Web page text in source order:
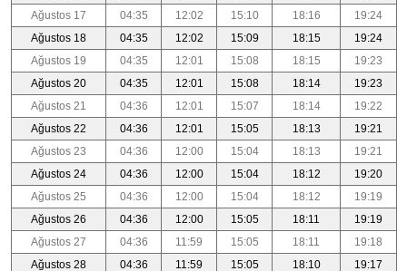
Ağustos 17
04:35 12:02 15:10 18:16
19:24
Ağustos 18
04:35 12:02 15:09 18:15
19:24
Ağustos 19
04:35 12:01 15:08 18:15
19:23
Ağustos 20
04:35 12:01 15:08 18:14
19:23
Ağustos 21
04:36 12:01 15:07 18:14
19:22
Ağustos 22
04:36 12:01 15:05 18:13
19:21
Ağustos 23
04:36 12:00 15:04 18:13
19:21
Ağustos 24
04:36 12:00 15:04 18:12
19:20
Ağustos 25
04:36 12:00 15:04 18:12
19:19
Ağustos 26
04:36 12:00 15:05 18:11
19:19
Ağustos 27
04:36 11:59 15:05 18:11
19:18
Ağustos 28
04:36 11:59 15:05 18:10
19:17